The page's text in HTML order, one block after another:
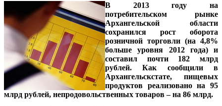
В 2013 году на
потребительском рынке
Архангельской области
сохранился рост оборота
розничной торговли (на 4,8%
больше уровня 2012 года) и
составил почти 182 млрд
рублей. Как сообщили в
Архангельскстате, пищевых
продуктов реализовано на 95
млрд рублей, непродовольственных товаров – на 86 млрд.